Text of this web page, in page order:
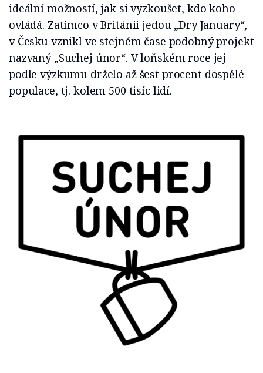
ideální možností, jak si vyzkoušet, kdo koho
ovládá. Zatímco v Británii jedou „Dry January“,
v Česku vznikl ve stejném čase podobný projekt
nazvaný „Suchej únor“. V loňském roce jej
podle výzkumu drželo až šest procent dospělé
populace, tj. kolem 500 tisíc lidí.